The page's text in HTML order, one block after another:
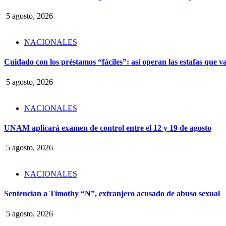
5 agosto, 2026
NACIONALES
Cuidado con los préstamos “fáciles”: así operan las estafas que
5 agosto, 2026
NACIONALES
UNAM aplicará examen de control entre el 12 y 19 de agosto
5 agosto, 2026
NACIONALES
Sentencian a Timothy “N”, extranjero acusado de abuso sexual
5 agosto, 2026